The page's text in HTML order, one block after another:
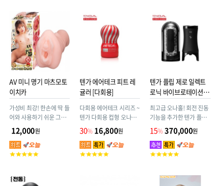
점
점
점
AV 미니 명기 마츠모토
이치카
가성비 최강! 한손에 딱 들
어와 사용하기 쉬운 그립
감. 오나홀 명가 NPG의
기술력으로 만들었습니
다.
12,000원
고
점
텐가 에어테크 피트 레
귤러 [다회용]
다회용 에어테크 시리즈 ~
텐가 다회용 컵형 오나홀
ATF-001R (에어테크 핏)
~ 핏한 사이즈. 스탠다드
한 촉감. 여러번 재사용 가
능(사용횟수 약 50회).
30% 16,800원
고
텐가 플립 제로 일렉트
로닉 바이브로테이션 +
최고급 오나홀! 회전 진동
기능을 추가한 텐가 플립
제로 EV 시리즈. EVR 부
속장치를 끼워서 사용(다
른 플립 제로 시리즈와 호
환 가능)
15% 370,000원
고